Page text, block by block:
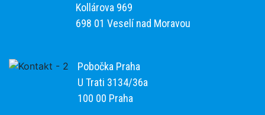
Kollárova 969
698 01 Veselí nad Moravou
Pobočka Praha
U Trati 3134/36a
100 00 Praha